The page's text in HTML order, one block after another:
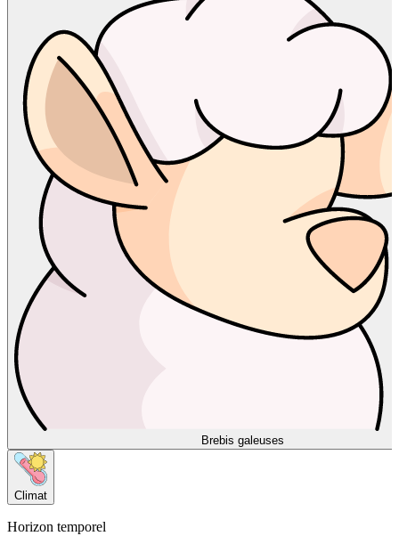
Brebis galeuses
Climat
Horizon temporel